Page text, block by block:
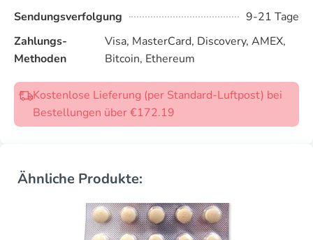
Sendungsverfolgung
9-21 Tage
Zahlungs-
Methoden
Visa, MasterCard, Discovery, AMEX,
Bitcoin, Ethereum
Kostenlose Lieferung (per Standard-Luftpost) bei
Bestellungen über €172.19
Ähnliche Produkte: